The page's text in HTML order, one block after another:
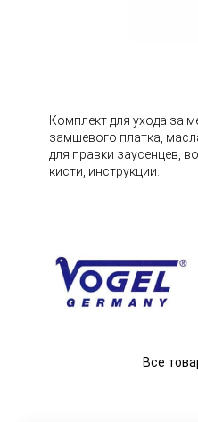
Комплект для ухода за
замшевого платка,
для правки заусенцев,
кисти, инструкции.
Все